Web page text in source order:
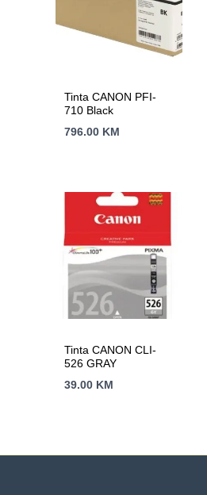
Tinta CANON PFI-
710 Black
796.00 KM
Tinta CANON CLI-
526 GRAY
39.00 KM